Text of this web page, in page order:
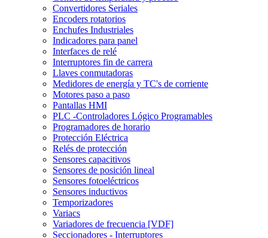
Convertidores Seriales
Encoders rotatorios
Enchufes Industriales
Indicadores para panel
Interfaces de relé
Interruptores fin de carrera
Llaves conmutadoras
Medidores de energía y TC's de corriente
Motores paso a paso
Pantallas HMI
PLC -Controladores Lógico Programables
Programadores de horario
Protección Eléctrica
Relés de protección
Sensores capacitivos
Sensores de posición lineal
Sensores fotoeléctricos
Sensores inductivos
Temporizadores
Variacs
Variadores de frecuencia [VDF]
Seccionadores - Interruptores